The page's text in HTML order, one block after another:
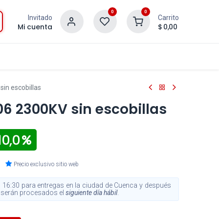
Invitado
Mi cuenta
0 0
Carrito
$ 0,00
escobillas
2300KV sin escobillas
Precio exclusivo sitio web
para entregas en la ciudad de Cuenca y después
serán procesados elsiguiente día hábil.